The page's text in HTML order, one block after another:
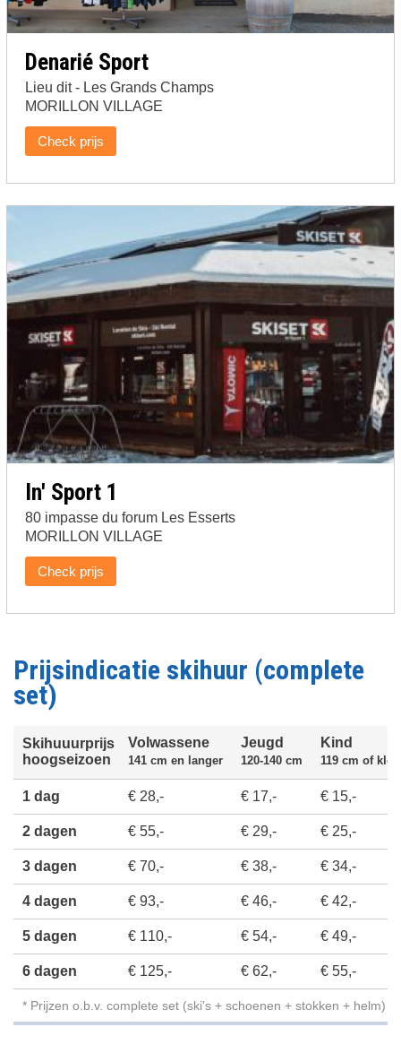
Denarié Sport
Lieu dit - Les Grands Champs
MORILLON VILLAGE
Check prijs
In' Sport 1
80 impasse du forum Les Esserts
MORILLON VILLAGE
Check prijs
Prijsindicatie skihuur (complete
set)
Skihuuurprijs
hoogseizoen
Volwassene
141 cm en langer
Jeugd
120-140 cm
Kind
119 cm of
1 dag € 28,- € 17,- € 15,-
2 dagen € 55,- € 29,- € 25,-
3 dagen € 70,- € 38,- € 34,-
4 dagen € 93,- € 46,- € 42,-
5 dagen € 110,- € 54,- € 49,-
6 dagen € 125,- € 62,- € 55,-
* Prijzen o.b.v. complete set (ski's + schoenen + stokken + helm)